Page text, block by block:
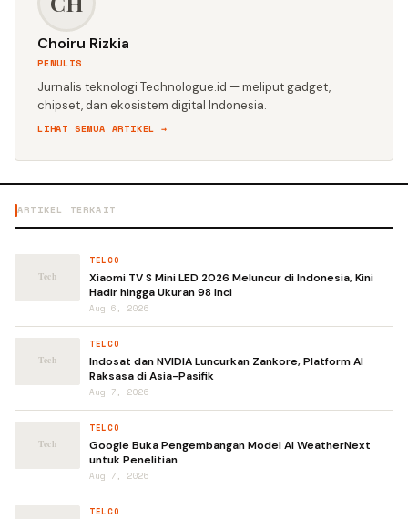
Choiru Rizkia
PENULIS
Jurnalis teknologi Technologue.id — meliput gadget,
chipset, dan ekosistem digital Indonesia.
LIHAT SEMUA ARTIKEL →
ARTIKEL TERKAIT
TELCO
Xiaomi TV S Mini LED 2026 Meluncur di Indonesia, Kini
Hadir hingga Ukuran 98 Inci
Aug 6, 2026
TELCO
Indosat dan NVIDIA Luncurkan Zankore, Platform AI
Raksasa di Asia-Pasifik
Aug 7, 2026
TELCO
Google Buka Pengembangan Model AI WeatherNext
untuk Penelitian
Aug 7, 2026
TELCO